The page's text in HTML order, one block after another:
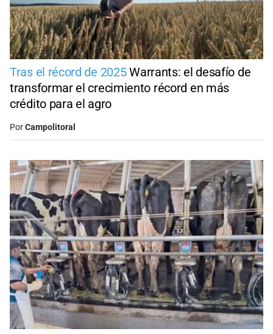
Tras el récord de 2025Warrants: el desafío de
transformar el crecimiento récord en más
crédito para el agro
PorCampolitoral